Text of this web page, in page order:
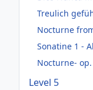
Treulich
Nocturne
Sonatine 1 -
Nocturne- op.
Level 5